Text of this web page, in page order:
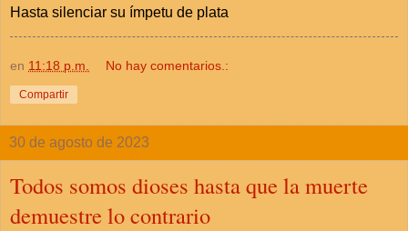
Hasta silenciar su ímpetu de plata
en 11:18 p.m. No hay comentarios.:
Compartir
30 de agosto de 2023
Todos somos dioses hasta que la muerte
demuestre lo contrario